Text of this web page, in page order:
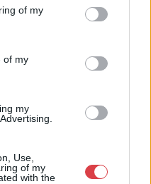
of my
of my
my
Use,
of my
with the
061/784-1111 061/780-
www.biksady.com